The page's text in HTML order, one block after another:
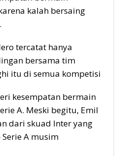
kalah bersaing
tercatat hanya
bersama tim
itu di semua kompetisi
kesempatan bermain
A. Meski begitu, Emil
dari skuad Inter yang
A musim